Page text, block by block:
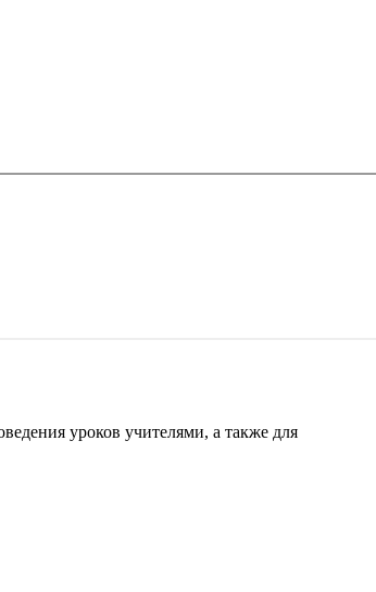
уроков учителями, а также для